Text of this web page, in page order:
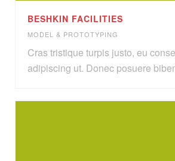
BESHKIN FACILITIES
MODEL & PROTOTYPING
Cras tristique turpis justo, eu
adipiscing ut. Donec posuere